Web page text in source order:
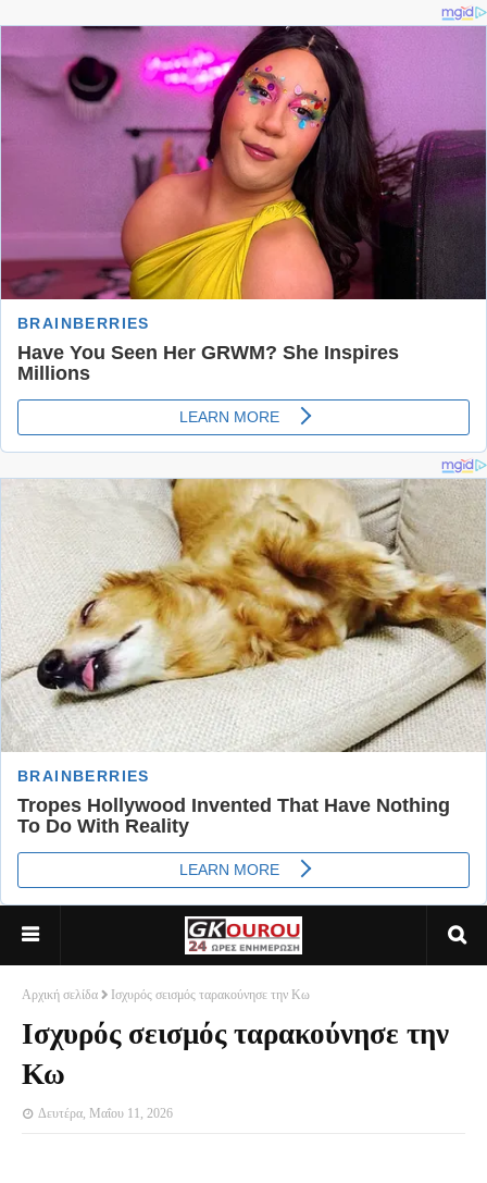
Αρχική σελίδα Ισχυρός σεισμός ταρακούνησε την Κω
Ισχυρός σεισμός ταρακούνησε την
Κω
Δευτέρα, Μαΐου 11, 2026